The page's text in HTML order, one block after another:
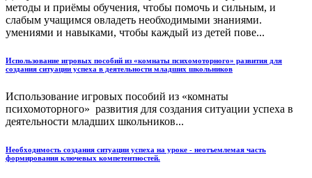
методы и приёмы обучения, чтобы помочь и сильным, и
слабым учащимся овладеть необходимыми знаниями.
умениями и навыками, чтобы каждый из детей пове...
Использование игровых пособий из «комнаты психомоторного» развития для
создания ситуации успеха в деятельности младших школьников
Использование игровых пособий из «комнаты
психомоторного» развития для создания ситуации успеха в
деятельности младших школьников...
Необходимость создания ситуации успеха на уроке - неотъемлемая часть
формирования ключевых компетентностей.